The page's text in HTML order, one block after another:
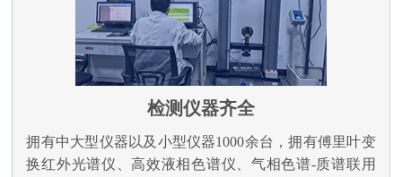
检测仪器齐全
拥有中大型仪器以及小型仪器1000余台，拥有傅里叶变
换红外光谱仪、高效液相色谱仪、气相色谱-质谱联用